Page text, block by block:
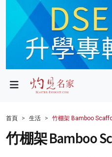
政局
財經
生活
首頁 生活 竹棚架 Bamboo
竹棚架 Bamboo